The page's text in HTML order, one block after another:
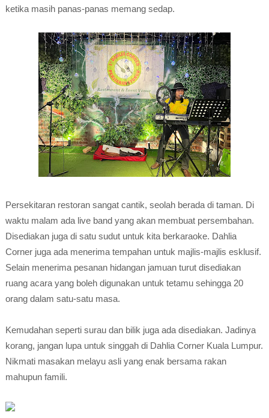
ketika masih panas-panas memang sedap.
Persekitaran restoran sangat cantik, seolah berada di taman. Di
waktu malam ada live band yang akan membuat persembahan.
Disediakan juga di satu sudut untuk kita berkaraoke. Dahlia
Corner juga ada menerima tempahan untuk majlis-majlis esklusif.
Selain menerima pesanan hidangan jamuan turut disediakan
ruang acara yang boleh digunakan untuk tetamu sehingga 20
orang dalam satu-satu masa.
Kemudahan seperti surau dan bilik juga ada disediakan. Jadinya
korang, jangan lupa untuk singgah di Dahlia Corner Kuala Lumpur.
Nikmati masakan melayu asli yang enak bersama rakan
mahupun famili.